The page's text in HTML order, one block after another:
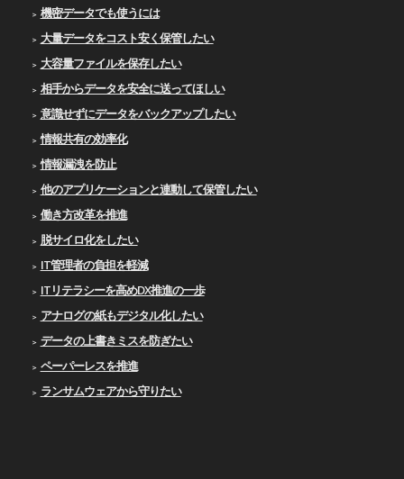
機密データでも使うには
大量データをコスト安く保管したい
大容量ファイルを保存したい
相手からデータを安全に送ってほしい
意識せずにデータをバックアップしたい
情報共有の効率化
情報漏洩を防止
他のアプリケーションと連動して保管したい
働き方改革を推進
脱サイロ化をしたい
IT管理者の負担を軽減
ITリテラシーを高めDX推進の一歩
アナログの紙もデジタル化したい
データの上書きミスを防ぎたい
ペーパーレスを推進
ランサムウェアから守りたい